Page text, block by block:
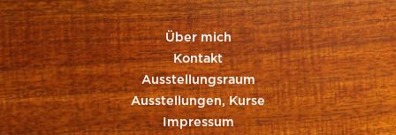
Über mich
Kontakt
Ausstellungsraum
Ausstellungen, Kurse
Impressum